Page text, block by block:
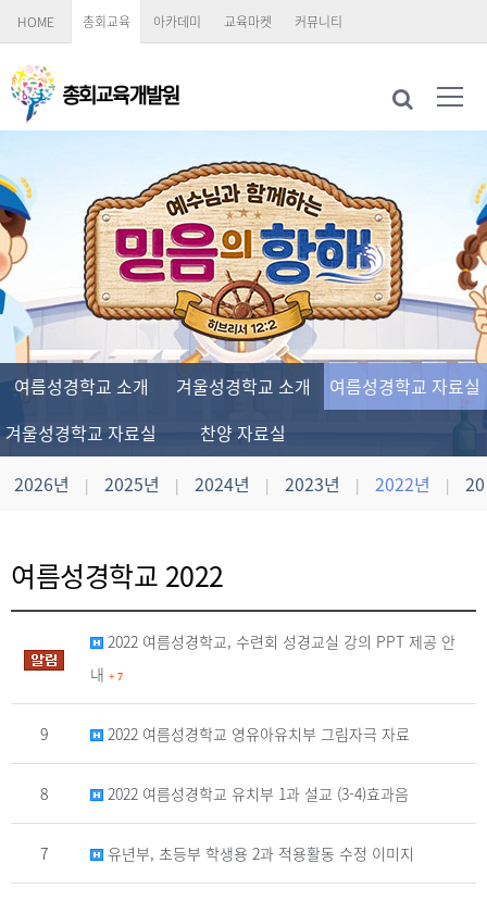
HOME 총회교육 아카데미 교육마켓 커뮤니티
여름성경학교 소개 겨울성경학교 소개
여름성경학교 자료실
겨울성경학교 자료실
찬양 자료실
2026년
| 2025년 | 2024년 | 2023년 | 2022년 | 20
여름성경학교 2022
2022 여름성경학교, 수련회 성경교실 강의 PPT 제공 안
내 + 7
9 2022 여름성경학교 영유아유치부 그림자극 자료
8 2022 여름성경학교 유치부 1과 설교 (3-4)효과음
7 유년부, 초등부 학생용 2과 적용활동 수정 이미지